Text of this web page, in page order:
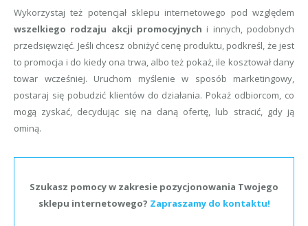
Wykorzystaj też potencjał sklepu internetowego pod względem
wszelkiego rodzaju akcji promocyjnych i innych, podobnych
przedsięwzięć. Jeśli chcesz obniżyć cenę produktu, podkreśl, że jest
to promocja i do kiedy ona trwa, albo też pokaż, ile kosztował dany
towar wcześniej. Uruchom myślenie w sposób marketingowy,
postaraj się pobudzić klientów do działania. Pokaż odbiorcom, co
mogą zyskać, decydując się na daną ofertę, lub stracić, gdy ją
ominą.
Szukasz pomocy w zakresie pozycjonowania Twojego
sklepu internetowego? Zapraszamy do kontaktu!